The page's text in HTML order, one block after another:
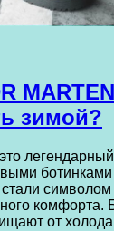
зимой?
ботинками
символом
комфорта.
от